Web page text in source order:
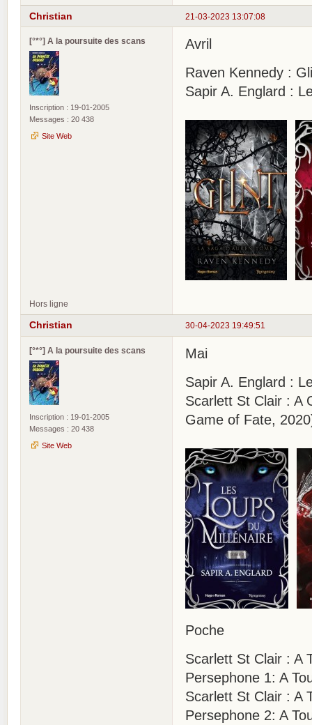
21-03-2023 13:07:08
Christian
[°*°] A la poursuite des scans
Inscription : 19-01-2005
Messages : 20 438
Site Web
Avril
Raven Kennedy :
Sapir A. Englard :
Hors ligne
30-04-2023 19:49:51
Christian
[°*°] A la poursuite des scans
Inscription : 19-01-2005
Messages : 20 438
Site Web
Mai
Sapir A. Englard :
Scarlett St Clair : A
Game of Fate,
Poche
Scarlett St Clair : A
Persephone 1: A
Scarlett St Clair : A
Persephone 2: A